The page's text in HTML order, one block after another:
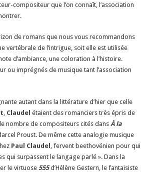
compositeur que l’on connaît, l’association
de romans que nous vous recommandons
vertébrale de l’intrigue, soit elle est utilisée
d’ambiance, une coloration à l’histoire.
ou imprégnés de musique tant l’association
autant dans la littérature d’hier que celle
Claudel étaient des romanciers très épris de
nombre de compositeurs cités dansÀ la
Proust. De même cette analogie musique
Paul Claudel
, fervent beethovénien pour qui
qui surpassent le langage parlé ». Dans la
le virtuose 555d’Hélène Gestern, le fantaisiste